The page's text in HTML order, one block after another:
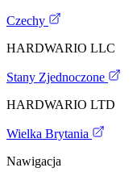
Czechy
HARDWARIO LLC
Stany Zjednoczone
HARDWARIO LTD
Wielka Brytania
Nawigacja